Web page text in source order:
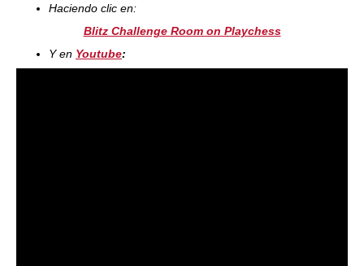
Haciendo clic en:
Blitz Challenge Room on Playchess
Y en Youtube: